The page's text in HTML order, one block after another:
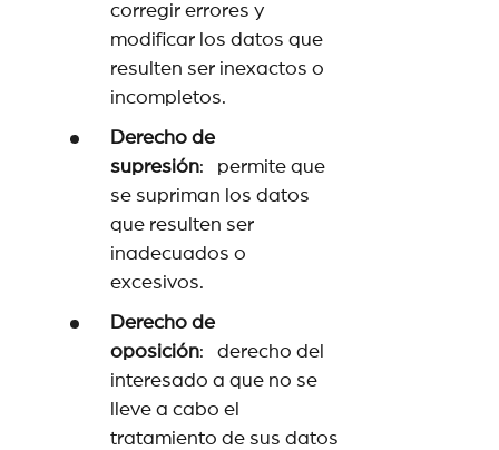
corregir errores y
modificar los datos que
resulten ser inexactos o
incompletos.
Derecho de
supresión: permite que
se supriman los datos
que resulten ser
inadecuados o
excesivos.
Derecho de
oposición: derecho del
interesado a que no se
lleve a cabo el
tratamiento de sus datos